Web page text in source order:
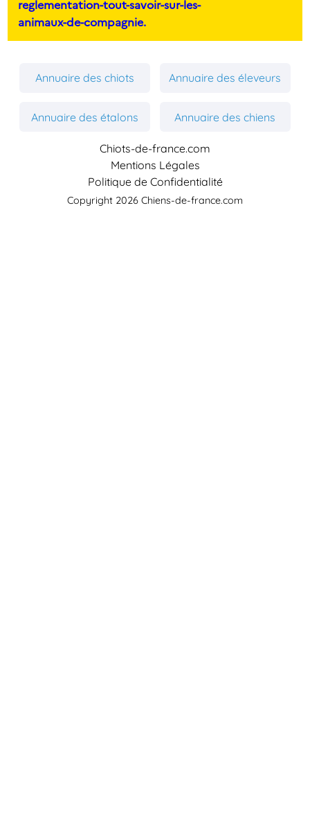
reglementation-tout-savoir-sur-les-
animaux-de-compagnie.
Annuaire des chiots Annuaire des éleveurs
Annuaire des étalons Annuaire des chiens
Chiots-de-france.com
Mentions Légales
Politique de Confidentialité
Copyright 2026 Chiens-de-france.com